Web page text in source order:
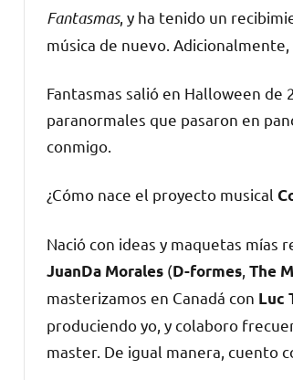
Fantasmas, y ha tenido un
música de nuevo.
Fantasmas salió en Halloween de
paranormales que pasaron en
conmigo.
¿Cómo nace el proyecto musical
Nació con ideas y maquetas mías
JuanDa Morales (D-formes The
masterizamos en Canadá con Luc
produciendo yo, y colaboro
master. De igual manera, cuento